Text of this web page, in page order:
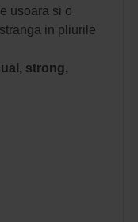
usoara si o
in pliurile
strong,